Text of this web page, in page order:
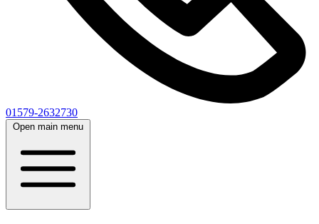
01579-2632730
Open main menu